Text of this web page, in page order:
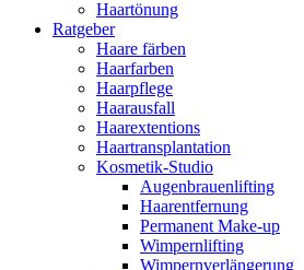
Haartönung
Ratgeber
Haare färben
Haarfarben
Haarpflege
Haarausfall
Haarextentions
Haartransplantation
Kosmetik-Studio
Augenbrauenlifting
Haarentfernung
Permanent Make-up
Wimpernlifting
Wimpernverlängerung